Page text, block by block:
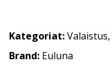
Kategoriat:Valaistus,
Brand: Euluna